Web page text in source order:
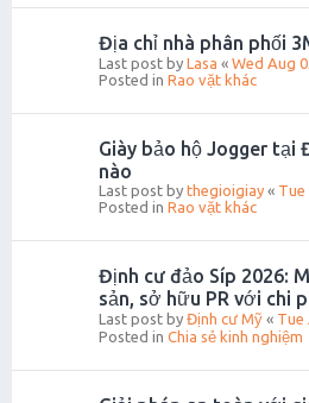
Địa chỉ nhà phân phối
Last post by Lasa « Wed Aug
Posted in Rao vặt khác
Giày bảo hộ Jogger tại
nào
Last post by thegioigiay « Tue
Posted in Rao vặt khác
Định cư đảo Síp 2026:
sản, sở hữu PR với chi
Last post by Định cư Mỹ « Tue
Posted in Chia sẻ kinh nghiệm